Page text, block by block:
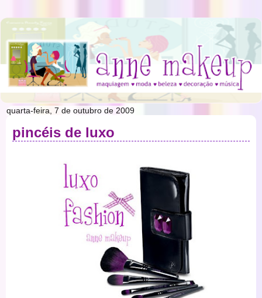
quarta-feira, 7 de outubro de 2009
pincéis de luxo